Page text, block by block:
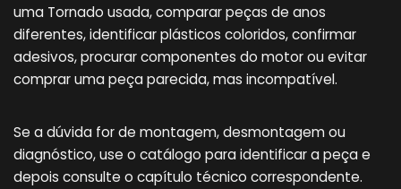
uma Tornado usada, comparar peças de anos
diferentes, identificar plásticos coloridos, confirmar
adesivos, procurar componentes do motor ou evitar
comprar uma peça parecida, mas incompatível.
Se a dúvida for de montagem, desmontagem ou
diagnóstico, use o catálogo para identificar a peça e
depois consulte o capítulo técnico correspondente.